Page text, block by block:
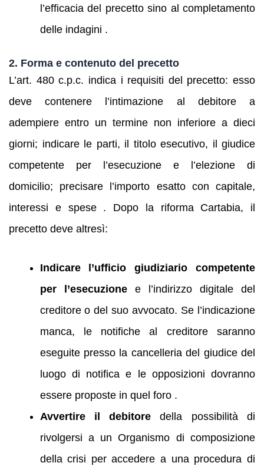
l’efficacia del precetto sino al completamento
delle indagini .
2. Forma e contenuto del precetto
L’art. 480 c.p.c. indica i requisiti del precetto: esso
deve contenere l’intimazione al debitore a
adempiere entro un termine non inferiore a dieci
giorni; indicare le parti, il titolo esecutivo, il giudice
competente per l’esecuzione e l’elezione di
domicilio; precisare l’importo esatto con capitale,
interessi e spese . Dopo la riforma Cartabia, il
precetto deve altresì:
Indicare l’ufficio giudiziario competente
per l’esecuzionee l’indirizzo digitale del
creditore o del suo avvocato. Se l’indicazione
manca, le notifiche al creditore saranno
eseguite presso la cancelleria del giudice del
luogo di notifica e le opposizioni dovranno
essere proposte in quel foro .
Avvertire il debitore della possibilità di
rivolgersi a un Organismo di composizione
della crisi per accedere a una procedura di